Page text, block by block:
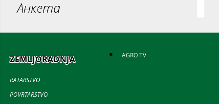
Анкета
ZEMLJORADNJA
RATARSTVO
POVRTARSTVO
AGRO TV